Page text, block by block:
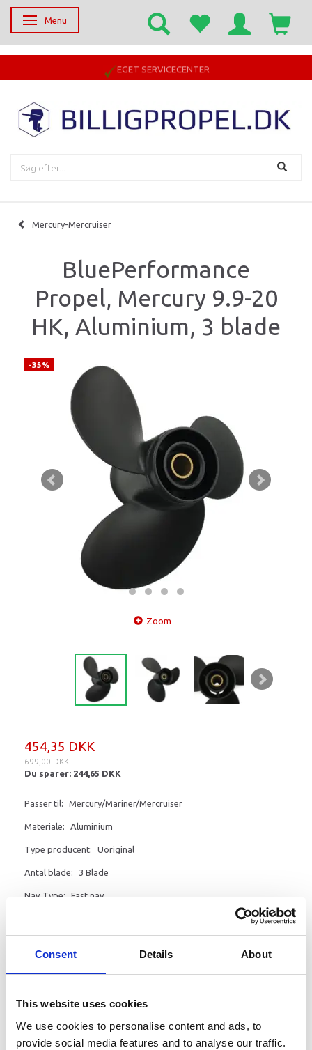
Consent Details About
This website uses cookies
We use cookies to personalise content and ads, to
provide social media features and to analyse our traffic.
Skifte navigation
Menu
EGET SERVICECENTER
Mercury-Mercruiser
BluePerformance
Propel, Mercury 9.9-20
HK, Aluminium, 3 blade
-35%
Zoom
454,35 DKK
699,00 DKK
Du sparer: 244,65 DKK
Passer til: Mercury/Mariner/Mercruiser
Materiale: Aluminium
Type producent: Uoriginal
Antal blade: 3 Blade
Nav Type: Fast nav
Læg i kurv
BluePerformance Propel, Mercury 9.9-20 HK, Aluminium, 3 Blade